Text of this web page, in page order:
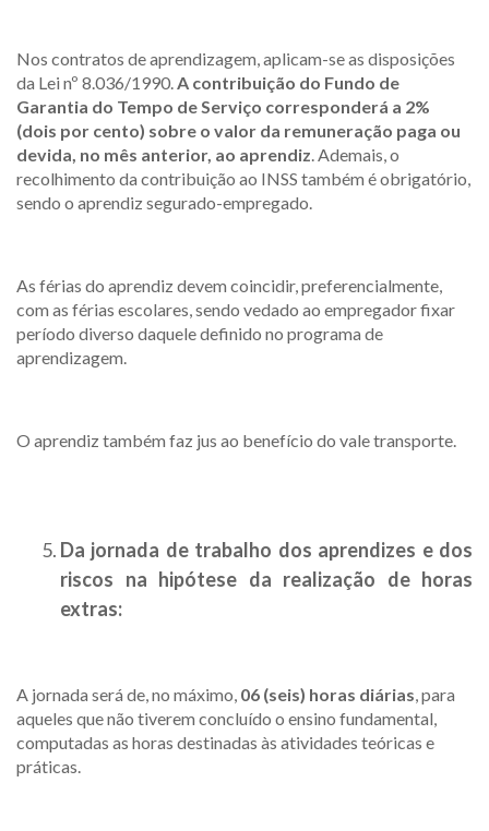
Nos contratos de aprendizagem, aplicam-se as disposições
da Lei nº 8.036/1990.A contribuição do Fundo de
Garantia do Tempo de Serviço corresponderá a 2%
(dois por cento) sobre o valor da remuneração paga ou
devida, no mês anterior, ao aprendiz. Ademais, o
recolhimento da contribuição ao INSS também é obrigatório,
sendo o aprendiz segurado-empregado.
As férias do aprendiz devem coincidir, preferencialmente,
com as férias escolares, sendo vedado ao empregador fixar
período diverso daquele definido no programa de
aprendizagem.
O aprendiz também faz jus ao benefício do vale transporte.
Da jornada de trabalho dos aprendizes e dos
riscos na hipótese da realização de horas
extras:
A jornada será de, no máximo, 06 (seis) horas diárias, para
aqueles que não tiverem concluído o ensino fundamental,
computadas as horas destinadas às atividades teóricas e
práticas.